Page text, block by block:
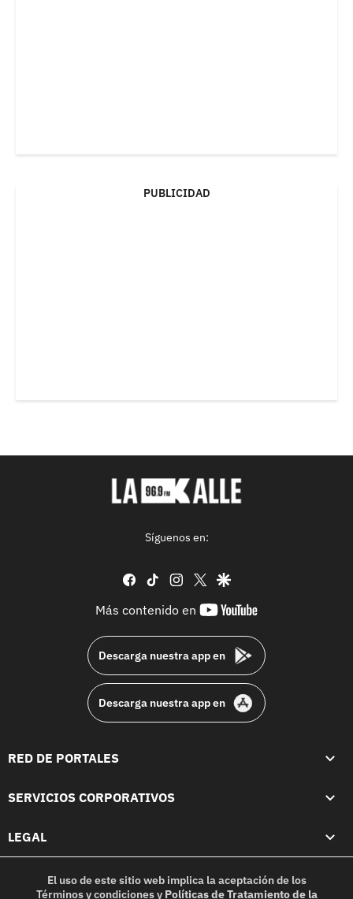
PUBLICIDAD
Síguenos en:
facebook
tiktok instagram
twittergoogle
Más contenido en
youtube-
Descarga nuestra app en
Descarga nuestra app en
RED DE PORTALES
SERVICIOS CORPORATIVOS
LEGAL
El uso de este sitio web implica la aceptación de los
Términos y condicionesy Políticas de Tratamiento de la